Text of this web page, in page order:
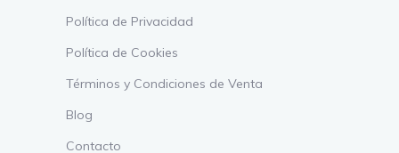
Política de Privacidad
Política de Cookies
Términos y Condiciones de Venta
Blog
Contacto